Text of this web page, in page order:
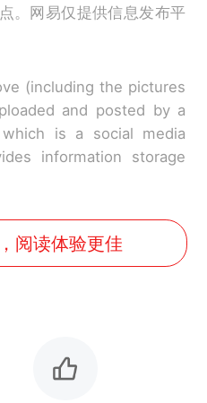
。网易仅提供信息发布平
(including the pictures
and posted by a
is a social media
information storage
阅读体验更佳